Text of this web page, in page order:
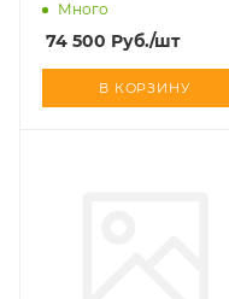
белый
Много
74 500 Руб./шт
В КОРЗИНУ